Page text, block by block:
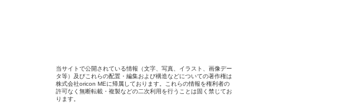
当サイトで公開されている情報（文字、写真、イラスト、画像デー
タ等）及びこれらの配置・編集および構造などについての著作権は
株式会社oricon MEに帰属しております。これらの情報を権利者の
許可なく無断転載・複製などの二次利用を行うことは固く禁じてお
ります。